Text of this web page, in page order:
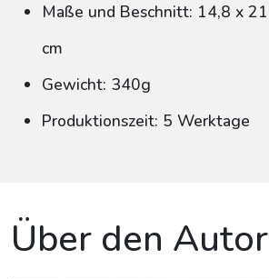
Maße und Beschnitt: 14,8 x 21
cm
Gewicht: 340g
Produktionszeit: 5 Werktage
Über den Autor